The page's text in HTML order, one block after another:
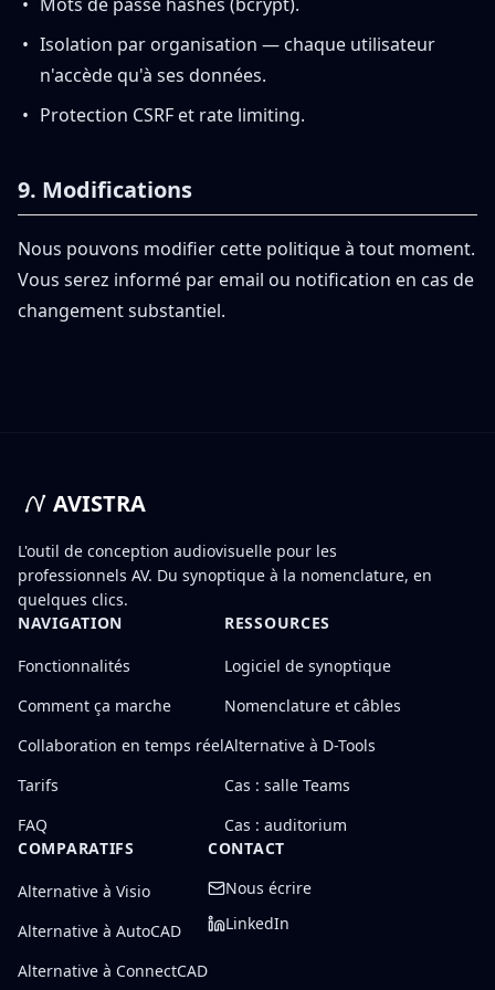
Isolation par organisation — chaque utilisateur
n'accède qu'à ses données.
Protection CSRF et rate limiting.
9. Modifications
Nous pouvons modifier cette politique à tout moment.
Vous serez informé par email ou notification en cas de
changement substantiel.
AVISTRA
L'outil de conception audiovisuelle pour les
professionnels AV. Du synoptique à la nomenclature, en
quelques clics.
NAVIGATION
Fonctionnalités
Comment ça marche
Collaboration en temps réel
Tarifs
FAQ
RESSOURCES
Logiciel de synoptique
Nomenclature et câbles
Alternative à D-Tools
Cas : salle Teams
Cas : auditorium
COMPARATIFS
Alternative à Visio
Alternative à AutoCAD
Alternative à ConnectCAD
CONTACT
Nous écrire
LinkedIn